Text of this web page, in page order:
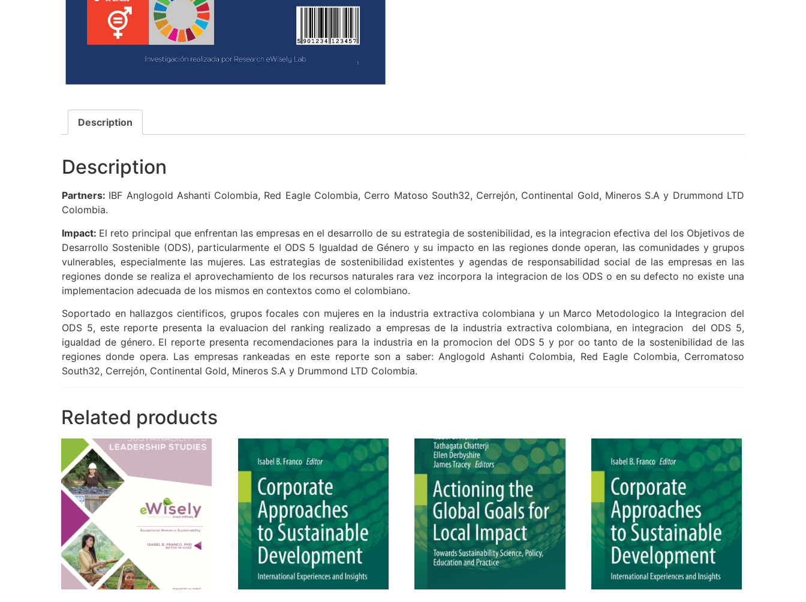
Description
Description
Partners: IBF Anglogold Ashanti Colombia, Red Eagle Colombia, Cerro Matoso South32, Cerrejón, Continental Gold, Mineros S.A y Drummond LTD
Colombia.
Impact: El reto principal que enfrentan las empresas en el desarrollo de su estrategia de sostenibilidad, es la integracion efectiva del los Objetivos de
Desarrollo Sostenible (ODS), particularmente el ODS 5 Igualdad de Género y su impacto en las regiones donde operan, las comunidades y grupos
vulnerables, especialmente las mujeres. Las estrategias de sostenibilidad existentes y agendas de responsabilidad social de las empresas en las
regiones donde se realiza el aprovechamiento de los recursos naturales rara vez incorpora la integracion de los ODS o en su defecto no existe una
implementacion adecuada de los mismos en contextos como el colombiano.
Soportado en hallazgos cientificos, grupos focales con mujeres en la industria extractiva colombiana y un Marco Metodologico la Integracion del
ODS 5, este reporte presenta la evaluacion del ranking realizado a empresas de la industria extractiva colombiana, en integracion del ODS 5,
igualdad de género. El reporte presenta recomendaciones para la industria en la promocion del ODS 5 y por oo tanto de la sostenibilidad de las
regiones donde opera. Las empresas rankeadas en este reporte son a saber: Anglogold Ashanti Colombia, Red Eagle Colombia, Cerromatoso
South32, Cerrejón, Continental Gold, Mineros S.A y Drummond LTD Colombia.
Related products